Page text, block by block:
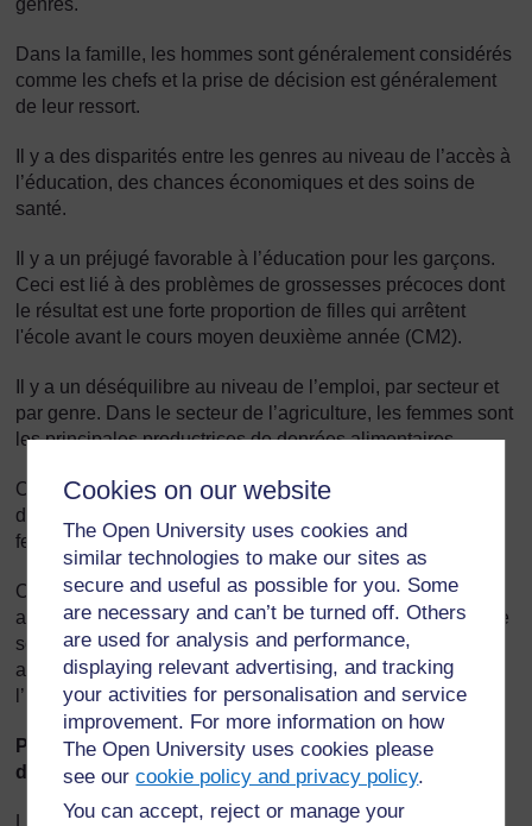
Cookies on our website
The Open University uses cookies and
similar technologies to make our sites as
secure and useful as possible for you. Some
are necessary and can’t be turned off. Others
are used for analysis and performance,
displaying relevant advertising, and tracking
your activities for personalisation and service
improvement. For more information on how
The Open University uses cookies please
see ourcookie policy and privacy policy.
You can accept, reject or manage your
genres.
Dans la famille, les hommes sont généralement considérés
comme les chefs et la prise de décision est généralement
de leur ressort.
Il y a des disparités entre les genres au niveau de l’accès à
l’éducation, des chances économiques et des soins de
santé.
Il y a un préjugé favorable à l’éducation pour les garçons.
Ceci est lié à des problèmes de grossesses précoces dont
le résultat est une forte proportion de filles qui arrêtent
l'école avant le cours moyen deuxième année (CM2).
Il y a un déséquilibre au niveau de l’emploi, par secteur et
par genre. Dans le secteur de l’agriculture, les femmes sont
les principales productrices de denrées alimentaires.
On naît de genre masculin ou féminin, mais on apprend à
devenir des filles et des garçons qui deviennent des
femmes ou des hommes.
On nous enseigne quels sont les comportements, les
attitudes, les rôles et les activités appropriés en fonction de
son genre, ainsi que les rapports que nous devons avoir
avec les autres. Ce comportement acquis est ce qui fait
l’identité sexuelle et détermine les rôles des deux genres.
Problèmes rencontrés lors de l’enseignement des
différences perçues entre les genres
Les questions relatives aux différences entre les genres